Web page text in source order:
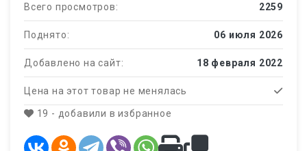
Всего просмотров: 2259
Поднято: 06 июля 2026
Добавлено на сайт: 18 февраля 2022
Цена на этот товар не менялась
19 - добавили в избранное